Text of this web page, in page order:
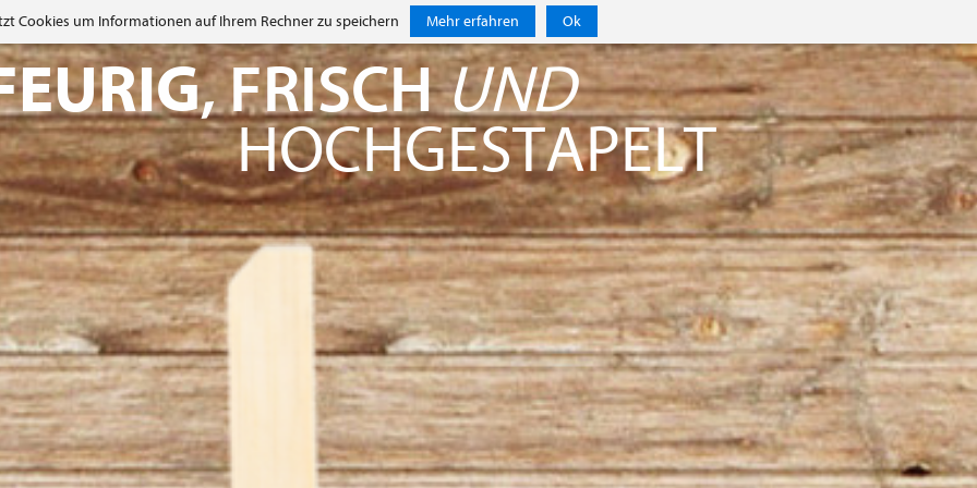
, FRISCHUND
HOCHGESTAPELT
Cookies um Informationen auf Ihrem Rechner zu speichern Mehr erfahren Ok